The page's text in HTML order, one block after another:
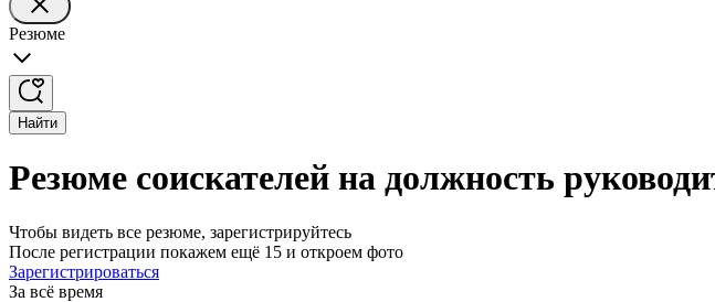
Резюме
Найти
Резюме соискателей на должность
Чтобы видеть все резюме, зарегистрируйтесь
После регистрации покажем ещё 15 и откроем фото
Зарегистрироваться
За всё время